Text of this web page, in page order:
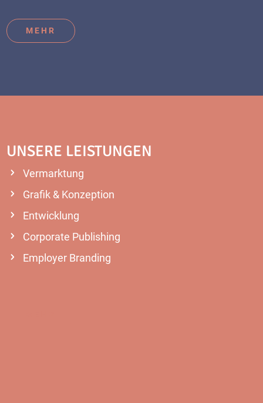
MEHR
UNSERE LEISTUNGEN
Vermarktung
Grafik & Konzeption
Entwicklung
Corporate Publishing
Employer Branding